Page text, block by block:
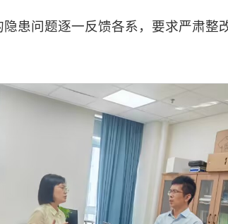
患问题逐一反馈各系，要求严肃